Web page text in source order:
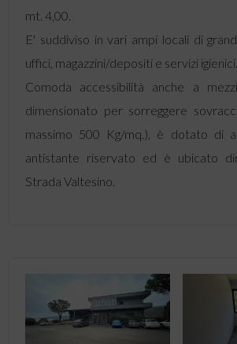
mt. 4,00.
E' suddiviso in vari ampi locali di
uffici, magazzini/depositi e servizi igienici.
Comoda accessibilità anche a
dimensionato per sorreggere
massimo 500 Kg/mq.), è dotato di
antistante riservato ed è ubicato
Strada Valtesino.